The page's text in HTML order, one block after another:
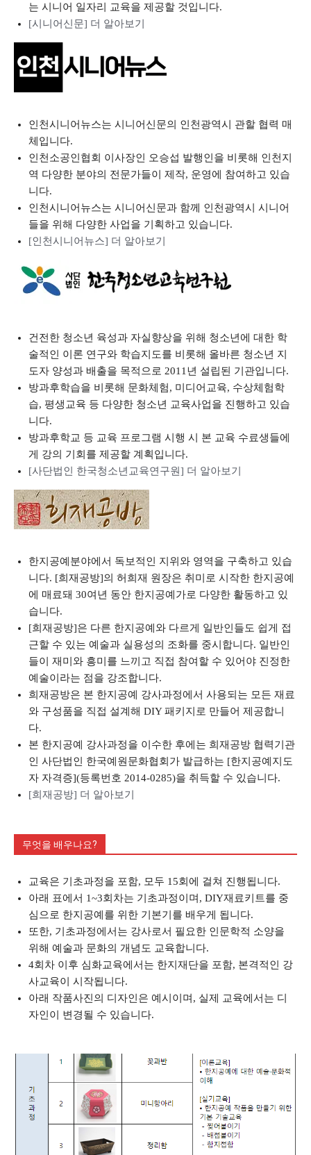
는 시니어 일자리 교육을 제공할 것입니다.
[시니어신문] 더 알아보기
인천시니어뉴스는 시니어신문의 인천광역시 관할 협력 매
체입니다.
인천소공인협회 이사장인 오승섭 발행인을 비롯해 인천지
역 다양한 분야의 전문가들이 제작, 운영에 참여하고 있습
니다.
인천시니어뉴스는 시니어신문과 함께 인천광역시 시니어
들을 위해 다양한 사업을 기획하고 있습니다.
[인천시니어뉴스] 더 알아보기
건전한 청소년 육성과 자실향상을 위해 청소년에 대한 학
술적인 이론 연구와 학습지도를 비롯해 올바른 청소년 지
도자 양성과 배출을 목적으로 2011년 설립된 기관입니다.
방과후학습을 비롯해 문화체험, 미디어교육, 수상체험학
습, 평생교육 등 다양한 청소년 교육사업을 진행하고 있습
니다.
방과후학교 등 교육 프로그램 시행 시 본 교육 수료생들에
게 강의 기회를 제공할 계획입니다.
[사단법인 한국청소년교육연구원] 더 알아보기
한지공예분야에서 독보적인 지위와 영역을 구축하고 있습
니다. [희재공방]의 허희재 원장은 취미로 시작한 한지공예
에 매료돼 30여년 동안 한지공예가로 다양한 활동하고 있
습니다.
[희재공방]은 다른 한지공예와 다르게 일반인들도 쉽게 접
근할 수 있는 예술과 실용성의 조화를 중시합니다. 일반인
들이 재미와 흥미를 느끼고 직접 참여할 수 있어야 진정한
예술이라는 점을 강조합니다.
희재공방은 본 한지공예 강사과정에서 사용되는 모든 재료
와 구성품을 직접 설계해 DIY 패키지로 만들어 제공합니
다.
본 한지공예 강사과정을 이수한 후에는 희재공방 협력기관
인 사단법인 한국예원문화협회가 발급하는 [한지공예지도
자 자격증](등록번호 2014-0285)을 취득할 수 있습니다.
[희재공방] 더 알아보기
무엇을 배우나요?
교육은 기초과정을 포함, 모두 15회에 걸쳐 진행됩니다.
아래 표에서 1~3회차는 기초과정이며, DIY재료키트를 중
심으로 한지공예를 위한 기본기를 배우게 됩니다.
또한, 기초과정에서는 강사로서 필요한 인문학적 소양을
위해 예술과 문화의 개념도 교육합니다.
4회차 이후 심화교육에서는 한지재단을 포함, 본격적인 강
사교육이 시작됩니다.
아래 작품사진의 디자인은 예시이며, 실제 교육에서는 디
자인이 변경될 수 있습니다.